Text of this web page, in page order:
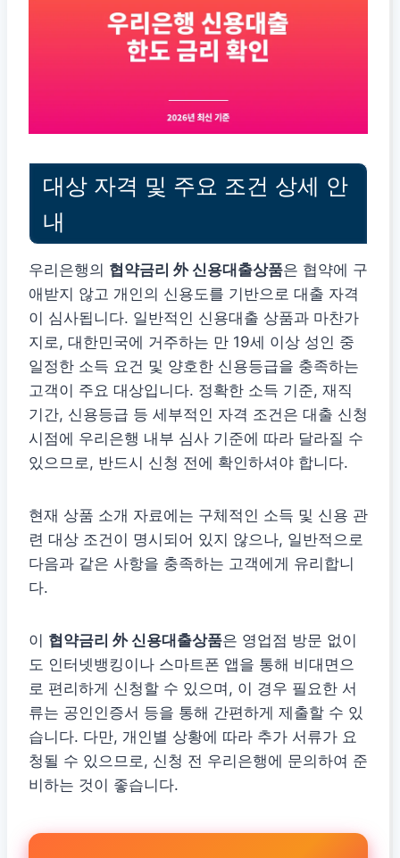
대상 자격 및 주요 조건 상세 안
내
우리은행의 협약금리 外 신용대출상품은 협약에 구
애받지 않고 개인의 신용도를 기반으로 대출 자격
이 심사됩니다. 일반적인 신용대출 상품과 마찬가
지로, 대한민국에 거주하는 만 19세 이상 성인 중
일정한 소득 요건 및 양호한 신용등급을 충족하는
고객이 주요 대상입니다. 정확한 소득 기준, 재직
기간, 신용등급 등 세부적인 자격 조건은 대출 신청
시점에 우리은행 내부 심사 기준에 따라 달라질 수
있으므로, 반드시 신청 전에 확인하셔야 합니다.
현재 상품 소개 자료에는 구체적인 소득 및 신용 관
련 대상 조건이 명시되어 있지 않으나, 일반적으로
다음과 같은 사항을 충족하는 고객에게 유리합니
다.
이 협약금리 外 신용대출상품은 영업점 방문 없이
도 인터넷뱅킹이나 스마트폰 앱을 통해 비대면으
로 편리하게 신청할 수 있으며, 이 경우 필요한 서
류는 공인인증서 등을 통해 간편하게 제출할 수 있
습니다. 다만, 개인별 상황에 따라 추가 서류가 요
청될 수 있으므로, 신청 전 우리은행에 문의하여 준
비하는 것이 좋습니다.